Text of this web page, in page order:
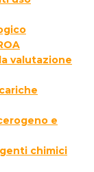
valutazione
e
chimici